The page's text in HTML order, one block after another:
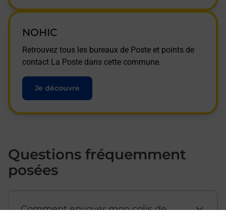
NOHIC
Retrouvez tous les bureaux de Poste et points de
contact La Poste dans cette commune.
Je découvre
Questions fréquemment
posées
Comment envoyer mon colis de